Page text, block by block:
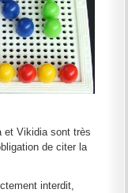
et Vikidia sont très
de citer la
interdit,